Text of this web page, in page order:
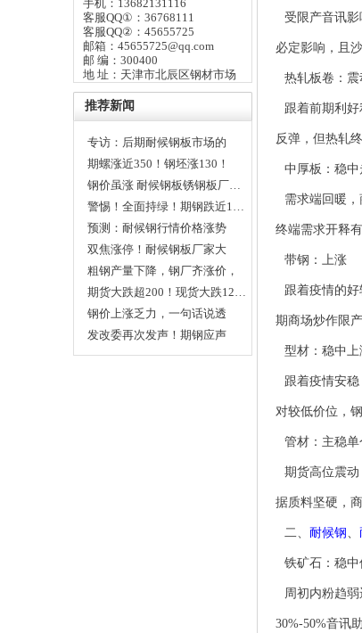
手机：13682131116
客服QQ①：36768111
客服QQ②：45655725
邮箱：45655725@qq.com
邮 编：300400
地 址：天津市北辰区钢材市场
推荐新闻
专访：后期耐候钢板市场的
预…
期螺涨近350！钢坯涨130！
本…
钢价虽涨 耐候钢板锈钢板厂…
警惕！全面持绿！期钢跌近1…
预测：耐候钢行情价格涨势
依…
双焦涨停！耐候钢板厂家大
涨…
粗钢产量下降，钢厂齐涨价，
…
期货大跌超200！现货大跌12…
钢价上涨乏力，一句话说透
耐…
发改委再次发声！期钢应声
下…
受限产音讯
必定影响，且
热轧板卷：震
跟着前期利
反弹，但热轧
中厚板：稳中
需求端回暖
终端需求开释
带钢：上涨
跟着疫情的
期商场炒作限
型材：稳中上
跟着疫情安
对较低价位，
管材：主稳单
期货高位震
据质料坚硬，
二、 耐候钢 、
铁矿石：稳中
周初内粉趋
30%-50%音讯